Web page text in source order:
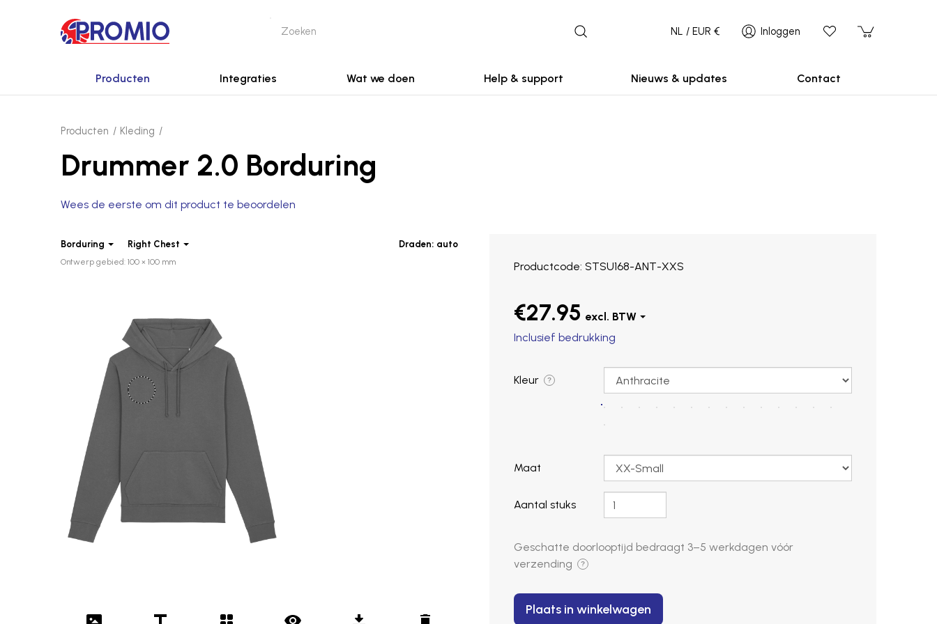
NL / EUR € Inloggen
Producten Integraties Wat we doen Help & support Nieuws & updates Contact
Producten Kleding
Drummer 2.0 Borduring
Wees de eerste om dit product te beoordelen
Draden: auto
Borduring Right Chest
Ontwerp gebied: 100 × 100 mm Productcode STSU168-ANT-XXS
€27.95
Inclusief bedrukking
Kleur ?
Maat
Aantal stuks
Geschatte doorlooptijd bedraagt ​​ 3–5 werkdagen vóór
verzending
?
Plaats in winkelwagen